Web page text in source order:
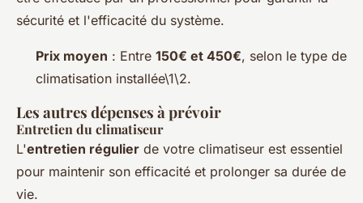
sécurité et l'efficacité du système.
Prix moyen : Entre 150€ et 450€, selon le type de
climatisation installée\1\2.
Les autres dépenses à prévoir
Entretien du climatiseur
L'entretien régulier de votre climatiseur est essentiel
pour maintenir son efficacité et prolonger sa durée de
vie.